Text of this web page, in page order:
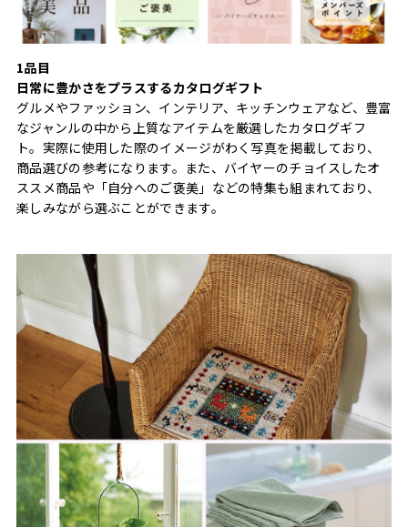
1品目
日常に豊かさをプラスするカタログギフト
グルメやファッション、インテリア、キッチンウェアなど、豊富
なジャンルの中から上質なアイテムを厳選したカタログギフ
ト。実際に使用した際のイメージがわく写真を掲載しており、
商品選びの参考になります。また、バイヤーのチョイスしたオ
ススメ商品や「自分へのご褒美」などの特集も組まれており、
楽しみながら選ぶことができます。